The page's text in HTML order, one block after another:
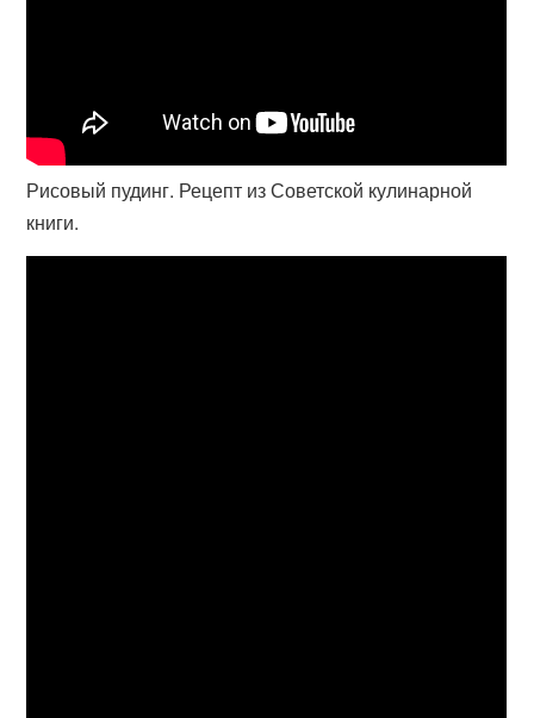
Рисовый пудинг. Рецепт из Советской кулинарной
книги.